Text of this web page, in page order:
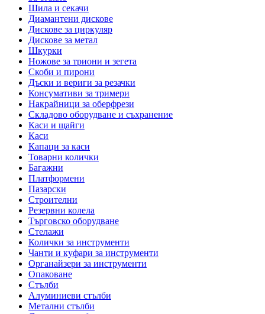
Шила и секачи
Диамантени дискове
Дискове за циркуляр
Дискове за метал
Шкурки
Ножове за триони и зегета
Скоби и пирони
Дъски и вериги за резачки
Консумативи за тримери
Накрайници за оберфрези
Складово оборудване и съхранение
Каси и щайги
Каси
Капаци за каси
Товарни колички
Багажни
Платформени
Пазарски
Строителни
Резервни колела
Търговско оборудване
Стелажи
Колички за инструменти
Чанти и куфари за инструменти
Органайзери за инструменти
Опаковане
Стълби
Алуминиеви стълби
Метални стълби